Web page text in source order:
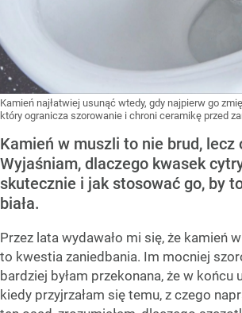
Kamień najłatwiej usunąć wtedy, gdy najpierw go
który ogranicza szorowanie i chroni ceramikę przed
Kamień w muszli to nie brud, lecz
Wyjaśniam, dlaczego kwasek
skutecznie i jak stosować go, by
biała.
Przez lata wydawało mi się, że kamień
to kwestia zaniedbania. Im mocniej
bardziej byłam przekonana, że w końcu
kiedy przyjrzałam się temu, z czego